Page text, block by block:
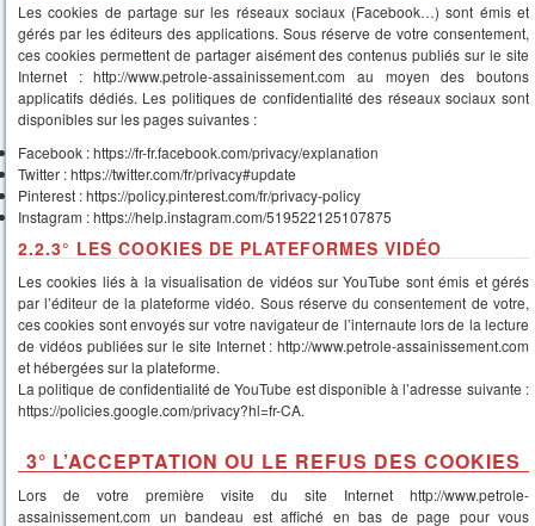
Les cookies de partage sur les réseaux sociaux (Facebook…) sont émis et
gérés par les éditeurs des applications. Sous réserve de votre consentement,
ces cookies permettent de partager aisément des contenus publiés sur le site
Internet : http://www.petrole-assainissement.com au moyen des boutons
applicatifs dédiés. Les politiques de confidentialité des réseaux sociaux sont
disponibles sur les pages suivantes :
Facebook : https://fr-fr.facebook.com/privacy/explanation
Twitter : https://twitter.com/fr/privacy#update
Pinterest : https://policy.pinterest.com/fr/privacy-policy
Instagram : https://help.instagram.com/519522125107875
2.2.3° LES COOKIES DE PLATEFORMES VIDÉO
Les cookies liés à la visualisation de vidéos sur YouTube sont émis et gérés
par l’éditeur de la plateforme vidéo. Sous réserve du consentement de votre,
ces cookies sont envoyés sur votre navigateur de l’internaute lors de la lecture
de vidéos publiées sur le site Internet : http://www.petrole-assainissement.com
et hébergées sur la plateforme.
La politique de confidentialité de YouTube est disponible à l’adresse suivante :
https://policies.google.com/privacy?hl=fr-CA.
3° L’ACCEPTATION OU LE REFUS DES COOKIES
Lors de votre première visite du site Internet http://www.petrole-
assainissement.com un bandeau est affiché en bas de page pour vous